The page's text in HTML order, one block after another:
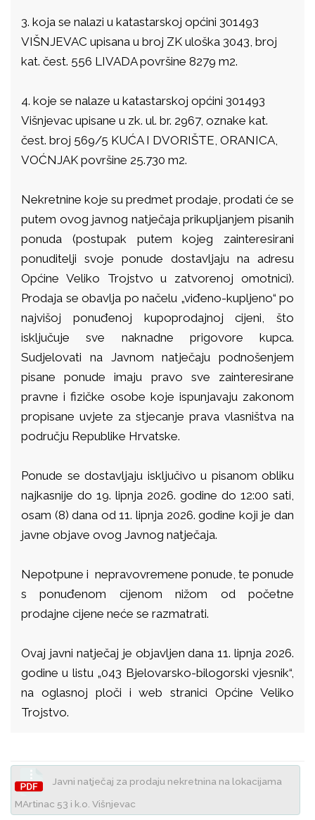
3. koja se nalazi u katastarskoj općini 301493
VIŠNJEVAC upisana u broj ZK uloška 3043, broj
kat. čest. 556 LIVADA površine 8279 m2.
4. koje se nalaze u katastarskoj općini 301493
Višnjevac upisane u zk. ul. br. 2967, oznake kat.
čest. broj 569/5 KUĆA I DVORIŠTE, ORANICA,
VOĆNJAK površine 25.730 m2.
Nekretnine koje su predmet prodaje, prodati će se
putem ovog javnog natječaja prikupljanjem pisanih
ponuda (postupak putem kojeg zainteresirani
ponuditelji svoje ponude dostavljaju na adresu
Općine Veliko Trojstvo u zatvorenoj omotnici).
Prodaja se obavlja po načelu „viđeno-kupljeno“ po
najvišoj ponuđenoj kupoprodajnoj cijeni, što
isključuje sve naknadne prigovore kupca.
Sudjelovati na Javnom natječaju podnošenjem
pisane ponude imaju pravo sve zainteresirane
pravne i fizičke osobe koje ispunjavaju zakonom
propisane uvjete za stjecanje prava vlasništva na
području Republike Hrvatske.
Ponude se dostavljaju isključivo u pisanom obliku
najkasnije do 19. lipnja 2026. godine do 12:00 sati,
osam (8) dana od 11. lipnja 2026. godine koji je dan
javne objave ovog Javnog natječaja.
Nepotpune i nepravovremene ponude, te ponude
s ponuđenom cijenom nižom od početne
prodajne cijene neće se razmatrati.
Ovaj javni natječaj je objavljen dana 11. lipnja 2026.
godine u listu „043 Bjelovarsko-bilogorski vjesnik“,
na oglasnoj ploči i web stranici Općine Veliko
Trojstvo.
Javni natječaj za prodaju nekretnina na lokacijama
MArtinac 53 i k.o. Višnjevac